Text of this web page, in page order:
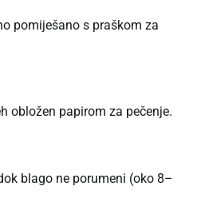
pomiješano s praškom za
obložen papirom za pečenje.
blago ne porumeni (oko 8–